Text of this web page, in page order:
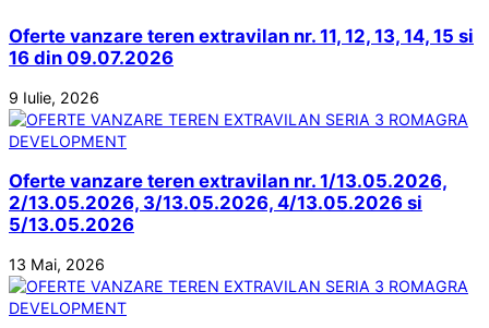
Oferte vanzare teren extravilan nr. 11, 12, 13, 14, 15 si
16 din 09.07.2026
9 Iulie, 2026
Oferte vanzare teren extravilan nr. 1/13.05.2026,
2/13.05.2026, 3/13.05.2026, 4/13.05.2026 si
5/13.05.2026
13 Mai, 2026